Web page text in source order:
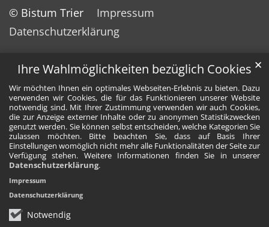
Ihre Wahlmöglichkeiten bezüglich Cookies
Wir möchten Ihnen ein optimales Webseiten-Erlebnis zu bieten. Dazu
verwenden wir Cookies, die für das Funktionieren unserer Website
notwendig sind. Mit Ihrer Zustimmung verwenden wir auch Cookies,
die zur Anzeige externer Inhalte oder zu anonymen Statistikzwecken
genutzt werden. Sie können selbst entscheiden, welche Kategorien Sie
zulassen möchten. Bitte beachten Sie, dass auf Basis Ihrer
Einstellungen womöglich nicht mehr alle Funktionalitäten der Seite zur
Verfügung stehen. Weitere Informationen finden Sie in unserer
Datenschutzerklärung.
Notwendig
✕
Impressum
Datenschutzerklärung
© Bistum Trier
Impressum
Datenschutzerklärung